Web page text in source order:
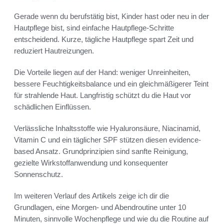
Gerade wenn du berufstätig bist, Kinder hast oder neu in der
Hautpflege bist, sind einfache Hautpflege-Schritte
entscheidend. Kurze, tägliche Hautpflege spart Zeit und
reduziert Hautreizungen.
Die Vorteile liegen auf der Hand: weniger Unreinheiten,
bessere Feuchtigkeitsbalance und ein gleichmäßigerer Teint
für strahlende Haut. Langfristig schützt du die Haut vor
schädlichen Einflüssen.
Verlässliche Inhaltsstoffe wie Hyaluronsäure, Niacinamid,
Vitamin C und ein täglicher SPF stützen diesen evidence-
based Ansatz. Grundprinzipien sind sanfte Reinigung,
gezielte Wirkstoffanwendung und konsequenter
Sonnenschutz.
Im weiteren Verlauf des Artikels zeige ich dir die
Grundlagen, eine Morgen- und Abendroutine unter 10
Minuten, sinnvolle Wochenpflege und wie du die Routine auf